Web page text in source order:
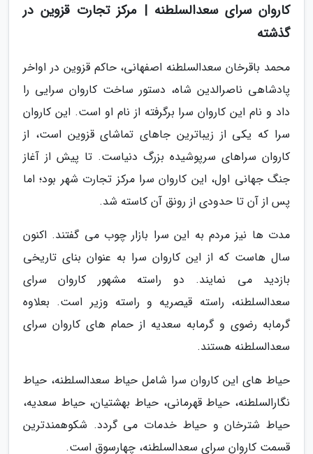
کاروان سرای سعدالسلطنه | مرکز تجارت قزوین در
گذشته
محمد باقرخان سعدالسلطنه اصفهانی، حاکم قزوین در اواخر
پادشاهی ناصرالدین شاه، دستور ساخت کاروان سرایی را
داد و نام این کاروان سرا برگرفته از نام او است. این کاروان
سرا که یکی از زیباترین جاهای تماشای قزوین است، از
کاروان سراهای سرپوشیده بزرگ دنیاست. تا پیش از آغاز
جنگ جهانی اول، این کاروان سرا مرکز تجارت شهر بود؛ اما
پس از آن تا حدودی از رونق آن کاسته شد.
مدت ها نیز مردم به این سرا بازار چوب می گفتند. اکنون
سال هاست که از این کاروان سرا به عنوان بنای تاریخی
بازدید می نمایند. دو راسته مشهور کاروان سرای
سعدالسلطنه، راسته قیصریه و راسته وزیر است. بعلاوه
گرمابه رضوی و گرمابه سعدیه از حمام های کاروان سرای
سعدالسلطنه هستند.
حیاط های این کاروان سرا شامل حیاط سعدالسلطنه، حیاط
نگارالسلطنه، حیاط قهرمانی، حیاط بهشتیان، حیاط سعدیه،
حیاط شترخان و حیاط خدمات می گردد. شکوهمندترین
قسمت کاروان سرای سعدالسلطنه، چهارسوق است.